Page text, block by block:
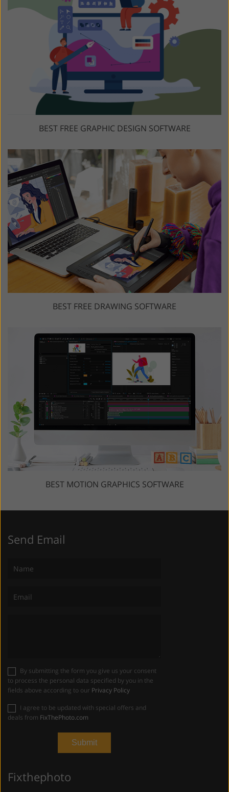
BEST FREE GRAPHIC DESIGN SOFTWARE
BEST FREE DRAWING SOFTWARE
BEST MOTION GRAPHICS SOFTWARE
Send Email
to process the personal data specified by you in the
fields above according to our Privacy Policy
deals from FixThePhoto.com
Fixthephoto